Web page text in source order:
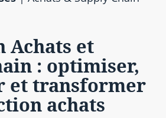
Achats et
: optimiser,
et transformer
achats